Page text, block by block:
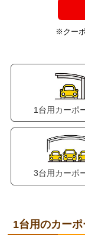
※クー
1台用カーポ
3台用カーポ
1台用のカー